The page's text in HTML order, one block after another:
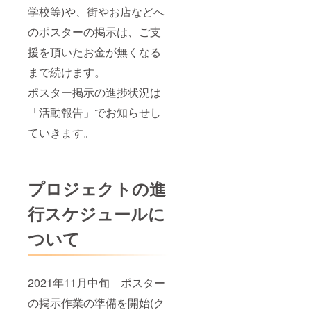
学校等)や、街やお店などへ
のポスターの掲示は、ご支
援を頂いたお金が無くなる
まで続けます。
ポスター掲示の進捗状況は
「活動報告」でお知らせし
ていきます。
プロジェクトの進
行スケジュールに
ついて
2021年11月中旬 ポスター
の掲示作業の準備を開始(ク